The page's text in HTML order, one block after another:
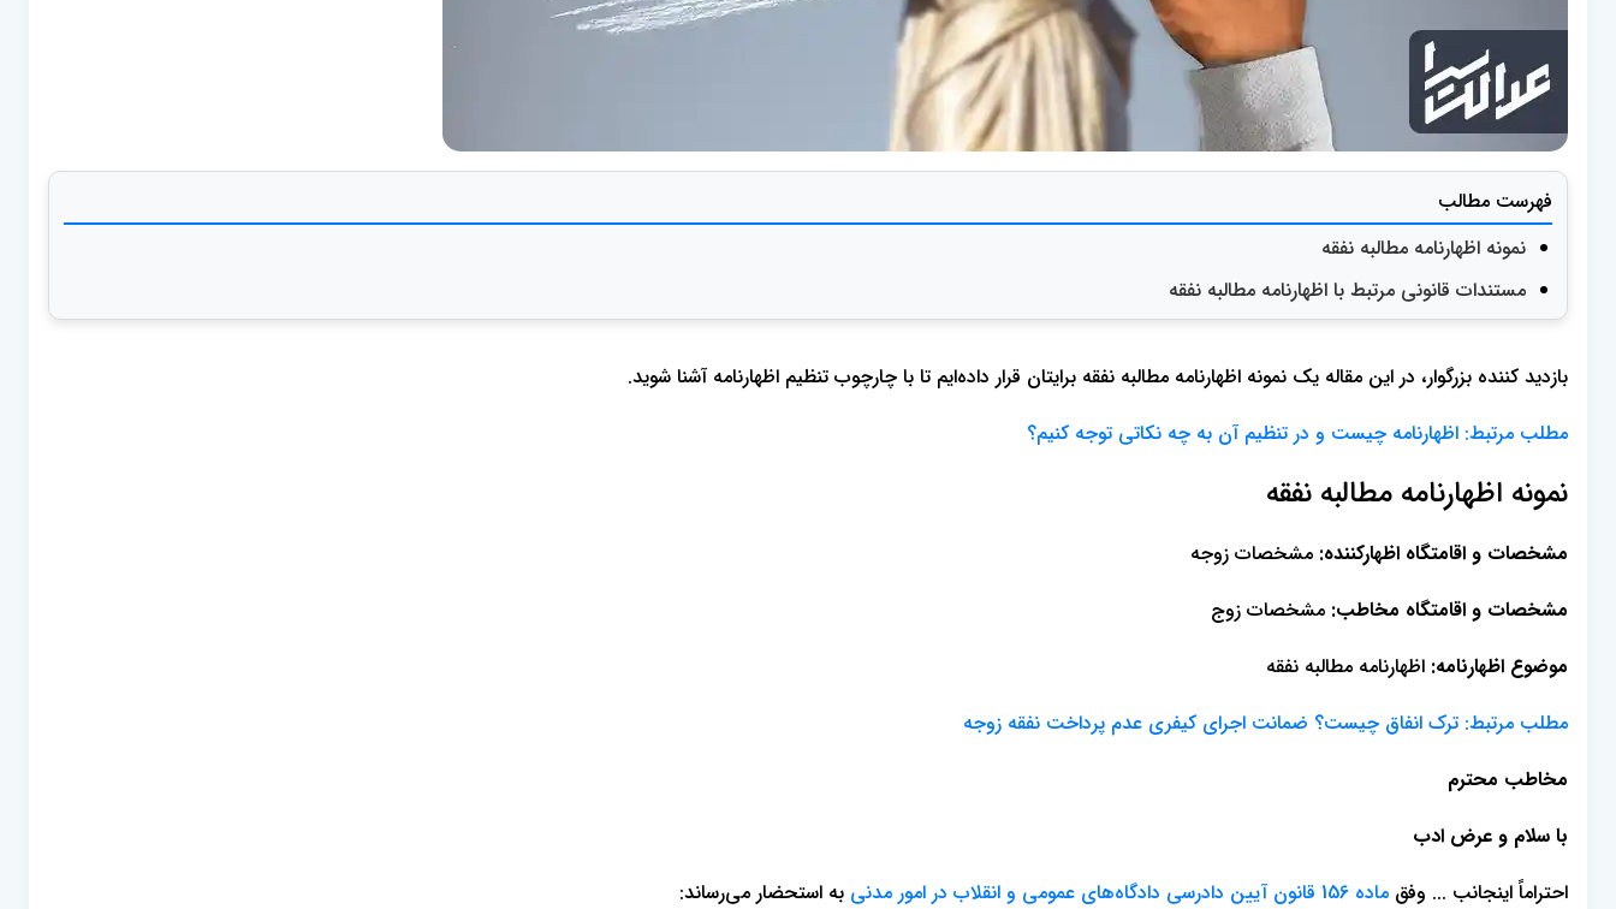
فهرست مطالب
نمونه اظهارنامه مطالبه نفقه
مستندات قانونی مرتبط با اظهارنامه مطالبه نفقه
بازدید کننده بزرگوار، در این مقاله یک نمونه اظهارنامه مطالبه نفقه برایتان قرار داده‌ایم تا با چارچوب تنظیم اظهارنامه آشنا شوید.
مطلب مرتبط: اظهارنامه چیست و در تنظیم آن به چه نکاتی توجه کنیم؟
نمونه اظهارنامه مطالبه نفقه
مشخصات و اقامتگاه اظهارکننده: مشخصات زوجه
مشخصات و اقامتگاه مخاطب: مشخصات زوج
موضوع اظهارنامه: اظهارنامه مطالبه نفقه
مطلب مرتبط: ترک انفاق چیست؟ ضمانت اجرای کیفری عدم پرداخت نفقه زوجه
مخاطب محترم
با سلام و عرض ادب
احتراماً اینجانب ... وفق ماده 156 قانون آیین دادرسی دادگاه‌های عمومی و انقلاب در امور مدنی
به استحضار می‌رساند: